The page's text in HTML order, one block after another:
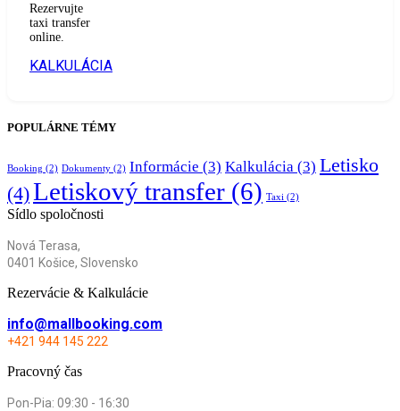
Rezervujte
taxi transfer
online.
KALKULÁCIA
POPULÁRNE TÉMY
Booking (2) Dokumenty (2) Informácie (3) Kalkulácia (3) Letisko
(4)Letiskový transfer (6) Taxi (2)
Sídlo spoločnosti
Nová Terasa,
0401 Košice, Slovensko
Rezervácie & Kalkulácie
info@mallbooking.com
+421 944 145 222
Pracovný čas
Pon-Pia: 09:30 - 16:30